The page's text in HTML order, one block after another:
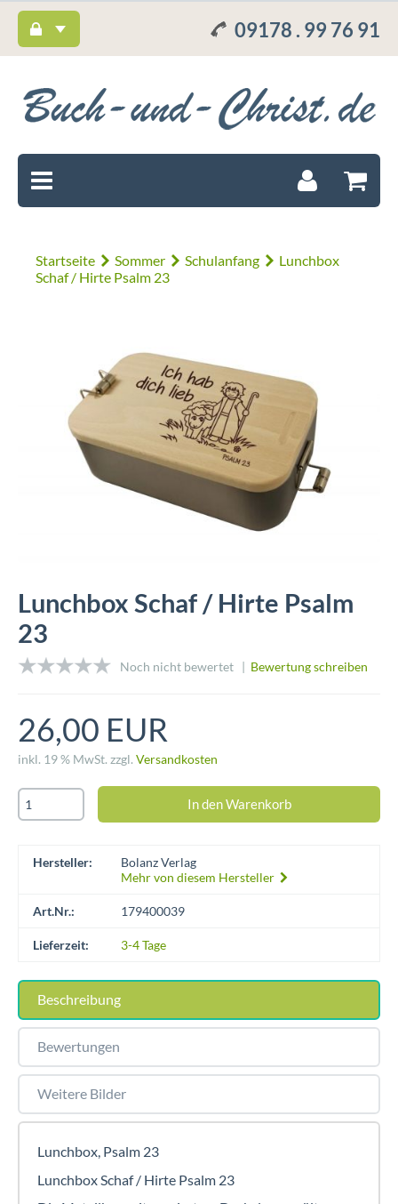
09178 . 99 76 91
Startseite Sommer Schulanfang
Lunchbox
Schaf / Hirte Psalm 23
Lunchbox Schaf / Hirte Psalm
23
Noch nicht bewertet | Bewertung schreiben
26,00 EUR
inkl. 19 % MwSt. zzgl. Versandkosten
Hersteller:
Bolanz Verlag
Mehr von diesem Hersteller
Art.Nr.: 179400039
Lieferzeit: 3-4 Tage
Beschreibung
Bewertungen
Weitere Bilder
Lunchbox, Psalm 23
Lunchbox Schaf / Hirte Psalm 23